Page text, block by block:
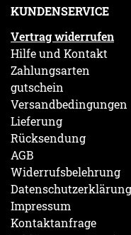
KUNDENSERVICE
Vertrag widerrufen
Hilfe und Kontakt
Zahlungsarten
gutschein
Versandbedingungen
Lieferung
Rücksendung
AGB
Widerrufsbelehrung
Datenschutzerklärung
Impressum
Kontaktanfrage